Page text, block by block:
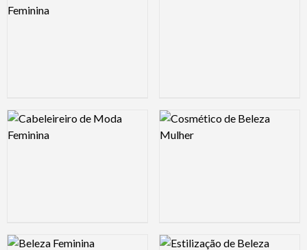
Logo Preview Image Logo Preview Image
Logo Preview Image Logo Preview Image